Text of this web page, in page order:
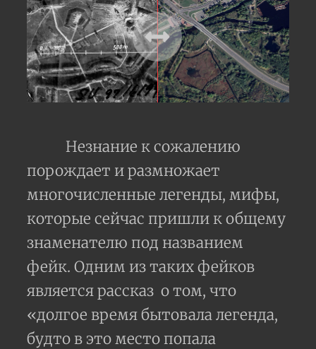
Незнание к сожалению
порождает и размножает
многочисленные легенды, мифы,
которые сейчас пришли к общему
знаменателю под названием
фейк. Одним из таких фейков
является рассказ о том, что
«долгое время бытовала легенда,
будто в это место попала